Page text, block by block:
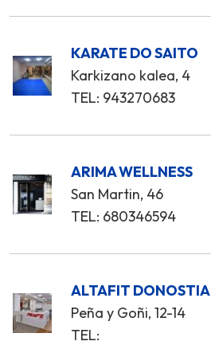
KARATE DO SAITO
Karkizano kalea, 4
TEL: 943270683
ARIMA WELLNESS
San Martin, 46
TEL: 680346594
ALTAFIT DONOSTIA
Peña y Goñi, 12-14
TEL: